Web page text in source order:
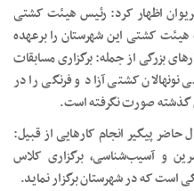
اظهار کرد: رئیس هیئت کشتی
کشتی این شهرستان را برعهده
بزرگی از جمله: برگزاری مسابقات
نونهالان کشتی آزاد و فرنگی را در
گذشته صورت نگرفته است.
پیگیر انجام کارهایی از قبیل:
و آسیب‌شناسی، برگزاری کلاس
است که در شهرستان برگزار نماید.